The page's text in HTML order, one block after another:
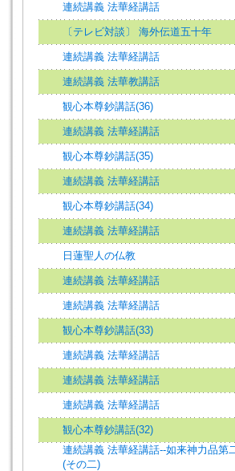
連続講義 法華経講話
〔テレビ対談〕 海外伝道五十年
連続講義 法華経講話
連続講義 法華教講話
観心本尊鈔講話(36)
連続講義 法華経講話
観心本尊鈔講話(35)
連続講義 法華経講話
観心本尊鈔講話(34)
連続講義 法華経講話
日蓮聖人の仏教
連続講義 法華経講話
連続講義 法華経講話
観心本尊鈔講話(33)
連続講義 法華経講話
連続講義 法華経講話
連続講義 法華経講話
観心本尊鈔講話(32)
連続講義 法華経講話--如来神力品第
(その二)